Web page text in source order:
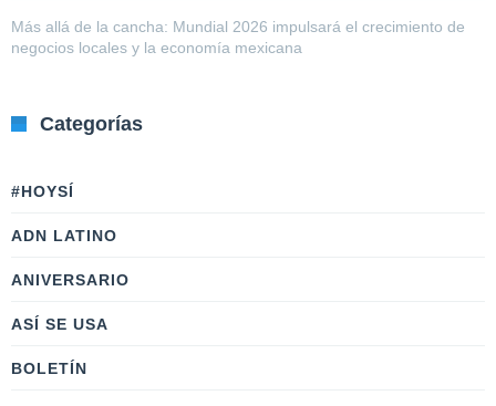
Más allá de la cancha: Mundial 2026 impulsará el crecimiento de
negocios locales y la economía mexicana
Categorías
#HOYSÍ
ADN LATINO
ANIVERSARIO
ASÍ SE USA
BOLETÍN